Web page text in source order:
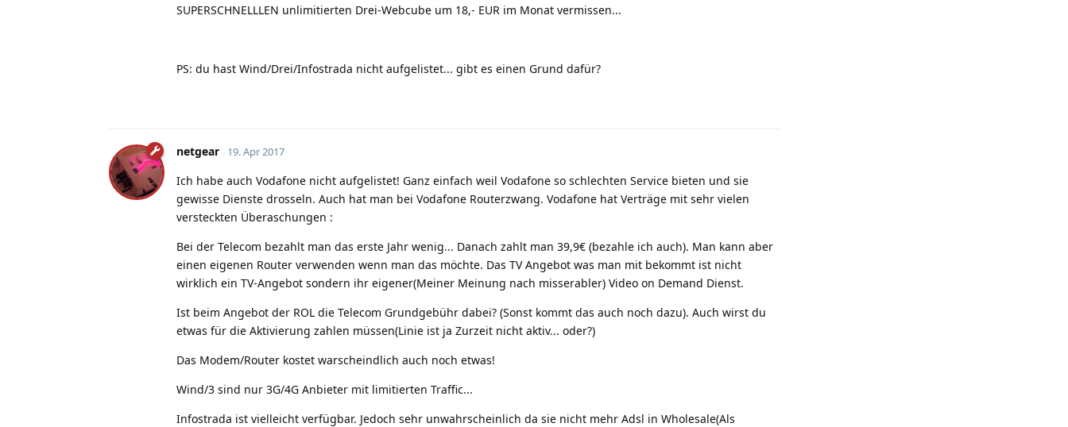
SUPERSCHNELLLEN unlimitierten Drei-Webcube um 18,- EUR im Monat vermissen...
PS: du hast Wind/Drei/Infostrada nicht aufgelistet... gibt es einen Grund dafür?
netgear 19. Apr 2017
Ich habe auch Vodafone nicht aufgelistet! Ganz einfach weil Vodafone so schlechten Service bieten und sie
gewisse Dienste drosseln. Auch hat man bei Vodafone Routerzwang. Vodafone hat Verträge mit sehr vielen
versteckten Überaschungen :
Bei der Telecom bezahlt man das erste Jahr wenig... Danach zahlt man 39,9€ (bezahle ich auch). Man kann aber
einen eigenen Router verwenden wenn man das möchte. Das TV Angebot was man mit bekommt ist nicht
wirklich ein TV-Angebot sondern ihr eigener(Meiner Meinung nach misserabler) Video on Demand Dienst.
Ist beim Angebot der ROL die Telecom Grundgebühr dabei? (Sonst kommt das auch noch dazu). Auch wirst du
etwas für die Aktivierung zahlen müssen(Linie ist ja Zurzeit nicht aktiv... oder?)
Das Modem/Router kostet warscheindlich auch noch etwas!
Wind/3 sind nur 3G/4G Anbieter mit limitierten Traffic...
Infostrada ist vielleicht verfügbar. Jedoch sehr unwahrscheinlich da sie nicht mehr Adsl in Wholesale(Als